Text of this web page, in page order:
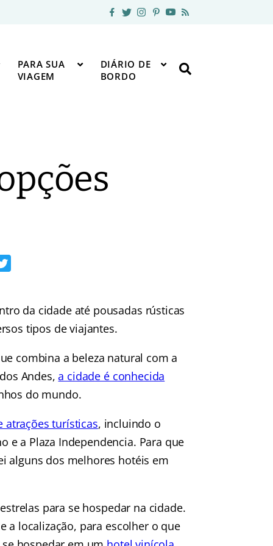
PARA SUA
VIAGEM
DIÁRIO DE
BORDO
da cidade até pousadas rústicas
tipos de viajantes.
combina a beleza natural com a
Andes,a cidade é conhecida
do mundo.
atrações turísticas, incluindo o
e a Plaza Independencia. Para que
alguns dos melhores hotéis em
para se hospedar na cidade.
a localização, para escolher o que